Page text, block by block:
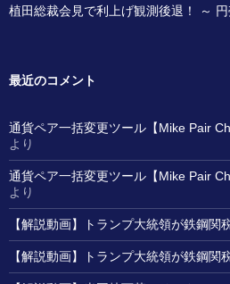
植田総裁会見で利上げ観測後退！ ～
最近のコメント
通貨ペア一括変更ツール【Mike Pair
より
通貨ペア一括変更ツール【Mike Pair
より
【解説動画】トランプ大統領が鉄鋼関
【解説動画】トランプ大統領が鉄鋼関